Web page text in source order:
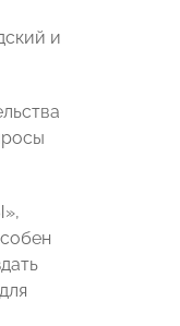
и